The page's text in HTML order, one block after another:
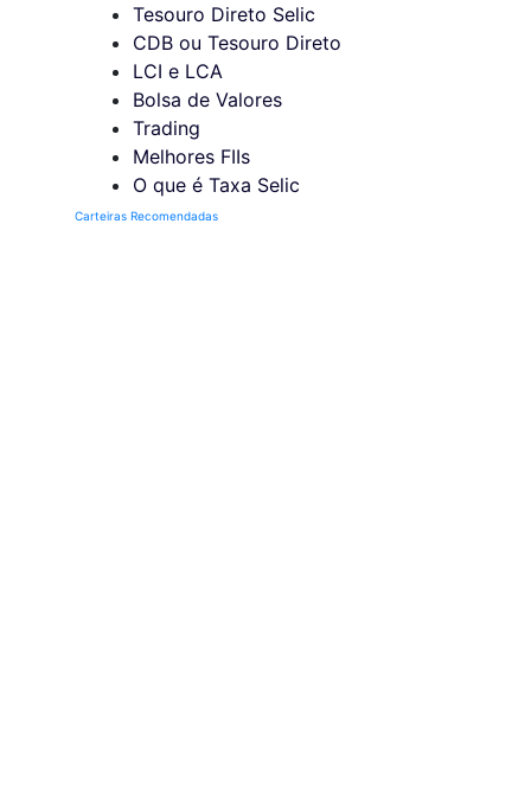
Tesouro Direto Selic
CDB ou Tesouro Direto
LCI e LCA
Bolsa de Valores
Trading
Melhores FIIs
O que é Taxa Selic
Carteiras Recomendadas